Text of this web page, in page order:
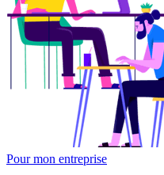
Pour mon entreprise